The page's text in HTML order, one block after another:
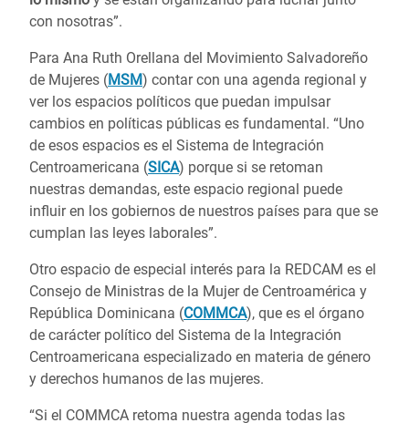
con nosotras”.
Para Ana Ruth Orellana del Movimiento Salvadoreño
de Mujeres (MSM) contar con una agenda regional y
ver los espacios políticos que puedan impulsar
cambios en políticas públicas es fundamental. “Uno
de esos espacios es el Sistema de Integración
Centroamericana (SICA) porque si se retoman
nuestras demandas, este espacio regional puede
influir en los gobiernos de nuestros países para que se
cumplan las leyes laborales”.
Otro espacio de especial interés para la REDCAM es el
Consejo de Ministras de la Mujer de Centroamérica y
República Dominicana (COMMCA), que es el órgano
de carácter político del Sistema de la Integración
Centroamericana especializado en materia de género
y derechos humanos de las mujeres.
“Si el COMMCA retoma nuestra agenda todas las